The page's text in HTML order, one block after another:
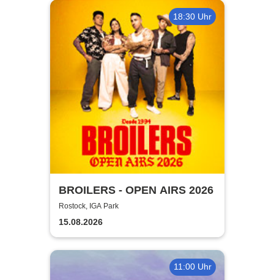
18:30 Uhr
BROILERS - OPEN AIRS 2026
Rostock, IGA Park
15.08.2026
11:00 Uhr